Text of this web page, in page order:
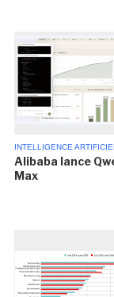
INTELLIGENCE
Alibaba lance
Max